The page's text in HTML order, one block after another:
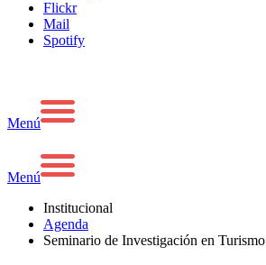
Flickr
Mail
Spotify
Menú
Menú
Institucional
Agenda
Seminario de Investigación en Turismo